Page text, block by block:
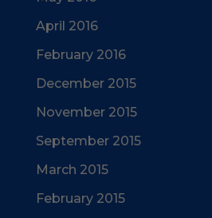
April 2016
February 2016
December 2015
November 2015
September 2015
March 2015
February 2015